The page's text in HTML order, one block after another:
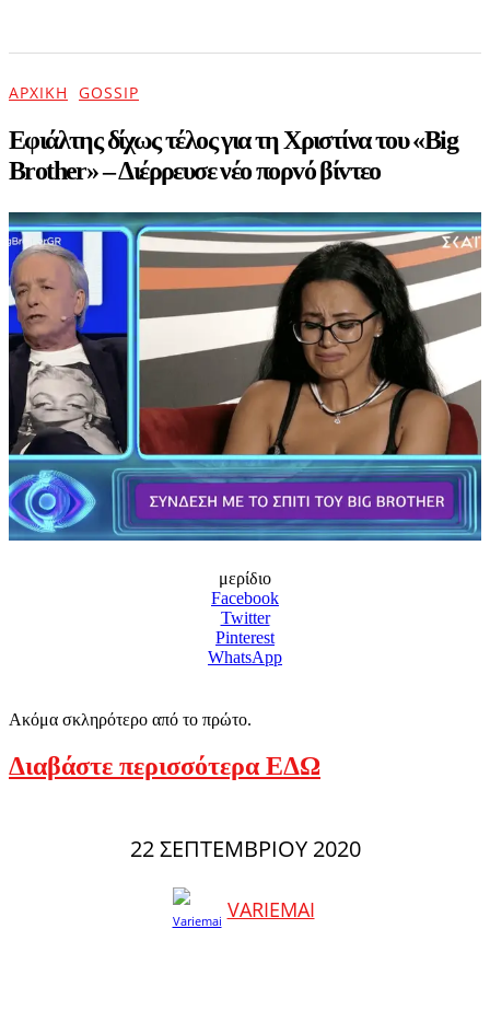
ΑΡΧΙΚΉ GOSSIP
Εφιάλτης δίχως τέλος για τη Χριστίνα του «Big
Brother» – Διέρρευσε νέο πορvό βίvτεο
μερίδιο
Facebook
Twitter
Pinterest
WhatsApp
Ακόμα σκληρότερο από το πρώτο.
Διαβάστε περισσότερα ΕΔΩ
22 ΣΕΠΤΕΜΒΡΊΟΥ 2020
VARIEMAI